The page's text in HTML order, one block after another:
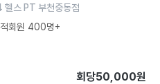
헬스 PT 부천중동점
회원 400명+
회당50,000원